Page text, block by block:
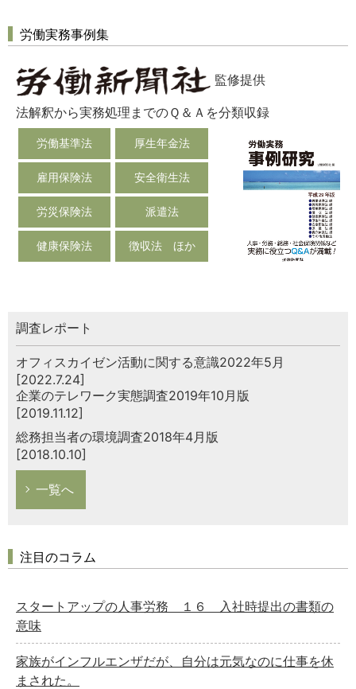
労働実務事例集
監修提供
法解釈から実務処理までのＱ＆Ａを分類収録
労働基準法 厚生年金法
雇用保険法 安全衛生法
労災保険法 派遣法
健康保険法 徴収法 ほか
調査レポート
オフィスカイゼン活動に関する意識2022年5月
[2022.7.24]
企業のテレワーク実態調査2019年10月版
[2019.11.12]
総務担当者の環境調査2018年4月版
[2018.10.10]
一覧へ
注目のコラム
スタートアップの人事労務 １６ 入社時提出の書類の
意味
家族がインフルエンザだが、自分は元気なのに仕事を休
まされた。